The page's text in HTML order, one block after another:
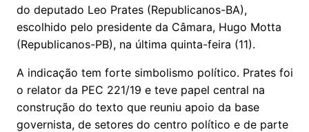
do deputado Leo Prates (Republicanos-BA),
escolhido pelo presidente da Câmara, Hugo Motta
(Republicanos-PB), na última quinta-feira (11).
A indicação tem forte simbolismo político. Prates foi
o relator da PEC 221/19 e teve papel central na
construção do texto que reuniu apoio da base
governista, de setores do centro político e de parte